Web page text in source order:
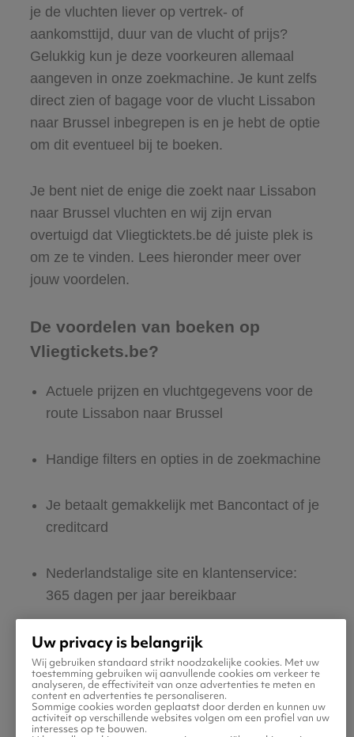
je de vluchten liever op vertrek- of
aankomsttijd, duur van de vlucht of prijs?
Gelukkig kun je deze voorkeuren allemaal
aangeven in onze zoekmachine. Je kunt zelfs
direct zien of bagage voor de vlucht Lissabon
naar Brussel inbegrepen is en je hebt de optie
om dit eventueel bij te boeken.
Je bent niet de enige die zoekt naar Lissabon
naar Brussel vluchten en wij zijn ervan
overtuigd dat Vliegticktets.be dé juiste plek is
om ze te vinden. Lees hieronder meer over
jouw voordelen.
De voordelen van boeken op
Vliegtickets.be?
Actuele prijzen en vluchtgegevens voor de
route Lissabon naar Brussel
Handige filters en opties in de zoekmachine
Je betaalt gemakkelijk met Bancontact of je
creditcard
Nederlandstalige site en klantenservice:
365 dagen per jaar bereikbaar
Zeker van veilig boeken en betalen
Boek ook direct een hotel of huurauto voor
in Brussel
Uw privacy is belangrijk
Wij gebruiken standaard strikt noodzakelijke cookies. Met uw
toestemming gebruiken wij aanvullende cookies om verkeer te
analyseren, de effectiviteit van onze advertenties te meten en
content en advertenties te personaliseren.
Sommige cookies worden geplaatst door derden en kunnen uw
activiteit op verschillende websites volgen om een profiel van uw
interesses op te bouwen.